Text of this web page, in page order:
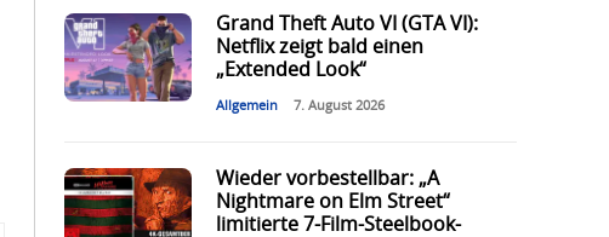
Grand Theft Auto VI (GTA VI):
Netflix zeigt bald einen
„Extended Look“
Allgemein 7. August 2026
Wieder vorbestellbar: „A
Nightmare on Elm Street“
limitierte 7-Film-Steelbook-